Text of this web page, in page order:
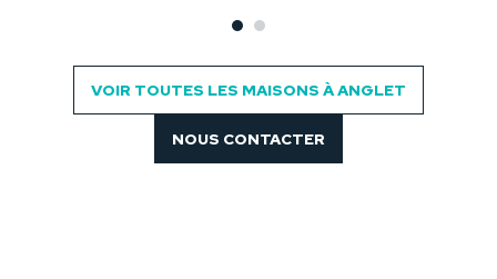
VOIR TOUTES LES MAISONS À ANGLET
NOUS CONTACTER